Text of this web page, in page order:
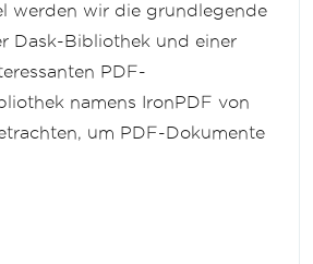
werden wir die grundlegende
Dask-Bibliothek und einer
PDF-
namens IronPDF von
um PDF-Dokumente